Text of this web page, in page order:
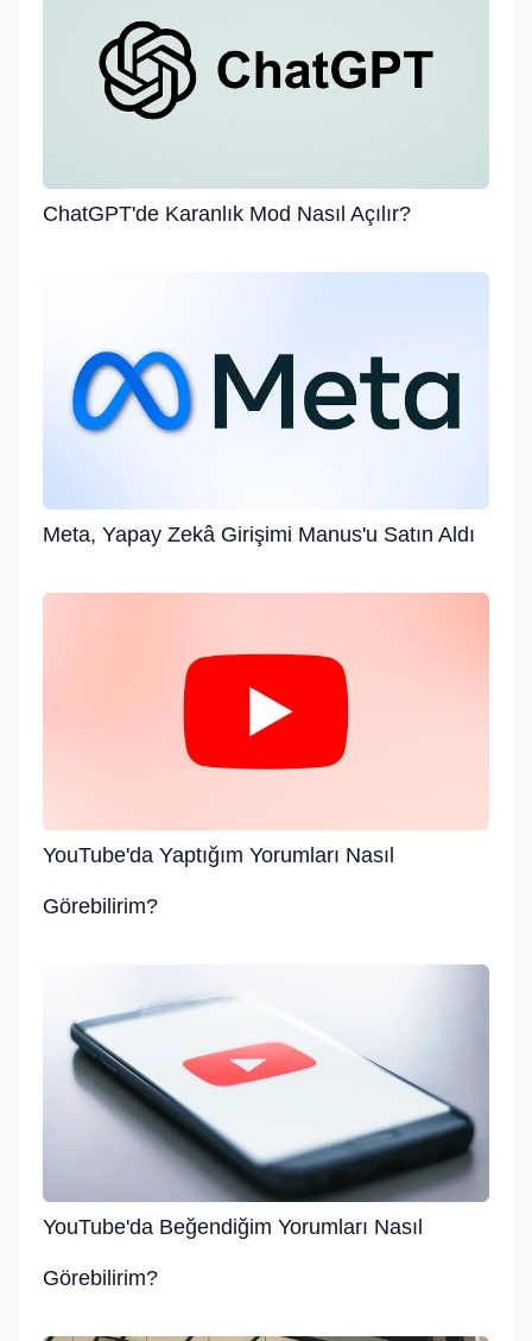
ChatGPT'de Karanlık Mod Nasıl Açılır?
Meta, Yapay Zekâ Girişimi Manus'u Satın Aldı
YouTube'da Yaptığım Yorumları Nasıl
Görebilirim?
YouTube'da Beğendiğim Yorumları Nasıl
Görebilirim?